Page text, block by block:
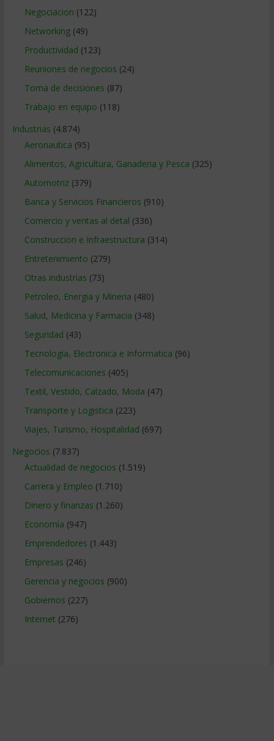
Negociacion (122)
Networking(49)
Productividad (123)
Reuniones de negocios (24)
Toma de decisiones (87)
Trabajo en equipo (118)
Industrias (4.874)
Aeronautica (95)
Alimentos, Agricultura, Ganaderia y Pesca (325)
Automotriz(379)
Banca y Servicios Financieros (910)
Comercio y ventas al detal (336)
Construccion e Infraestructura (314)
Entretenimiento (279)
Otras industrias (73)
Petroleo, Energia y Mineria (480)
Salud, Medicina y Farmacia (348)
Seguridad (43)
Tecnologia, Electronica e Informatica (96)
Telecomunicaciones (405)
Textil, Vestido, Calzado, Moda (47)
Transporte y Logistica (223)
Viajes, Turismo, Hospitalidad (697)
Negocios (7.837)
Actualidad de negocios (1.519)
Carrera y Empleo (1.710)
Dinero y finanzas (1.260)
Economía (947)
Emprendedores (1.443)
Empresas (246)
Gerencia y negocios (900)
Gobiernos (227)
Internet (276)